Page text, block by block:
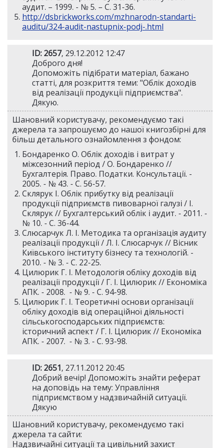
аудит. – 1999. - № 5. – С. 31-36.
http://dsbrickworks.com/mzhnarodn-standarti-
auditu/324-audit-nastupnix-podj-.html
ID: 2657, 29.12.2012 12:47
Доброго дня!
Допоможіть підібрати матеріал, бажано
статті, для розкриття теми: "Облік доходів
від реалізації продукції підприємства".
Дякую.
Шановний користувачу, рекомендуємо такі
джерела та запрошуємо до нашої книгозбірні для
більш детального ознайомлення з фондом:
Бондаренко О. Облік доходів і витрат у
міжсезонний період / О. Бондаренко //
Бухгалтерія. Право. Податки. Консультації. -
2005. - № 43. - С. 56-57.
Склярук І. Облік прибутку від реалізації
продукції підприємств пивоварної галузі / І.
Склярук // Бухгалтерський облік і аудит. - 2011. -
№ 10. - С. 36-44.
Слюсарчук Л. І. Методика та організація аудиту
реалізації продукції / Л. І. Слюсарчук // Вісник
Київського інституту бізнесу та технологій. -
2010. - № 3. - С. 22-25.
Цилюрик Г. І. Методологія обліку доходів від
реалізації продукції / Г. І. Цилюрик // Економіка
АПК. - 2008. - № 9. - С. 94-98.
Цилюрик Г. І. Теоретичні основи організації
обліку доходів від операційної діяльності
сільськогосподарських підприємств:
історичний аспект / Г. І. Цилюрик // Економіка
АПК. - 2007. - № 3. - С. 93-98.
ID: 2651, 27.11.2012 20:45
Добрий вечір! Допоможіть знайти реферат
на доповідь на тему: Управління
підприємством у надзвичайній ситуації.
Дякую
Шановний користувачу, рекомендуємо такі
джерела та сайти:
Надзвичайні ситуації та цивільний захист